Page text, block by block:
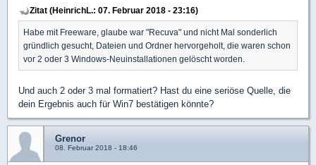
Zitat (HeinrichL.: 07. Februar 2018 - 23:16)
Habe mit Freeware, glaube war "Recuva" und nicht Mal sonderlich
gründlich gesucht, Dateien und Ordner hervorgeholt, die waren schon
vor 2 oder 3 Windows-Neuinstallationen gelöscht worden.
Und auch 2 oder 3 mal formatiert? Hast du eine seriöse Quelle, die
dein Ergebnis auch für Win7 bestätigen könnte?
Grenor
08. Februar 2018 - 18:46